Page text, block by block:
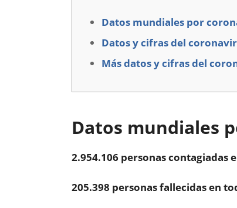
Datos mundiales por
Datos y cifras del
Más datos y cifras del
Datos mundiales
2.954.106 personas contagiadas
205.398 personas fallecidas en